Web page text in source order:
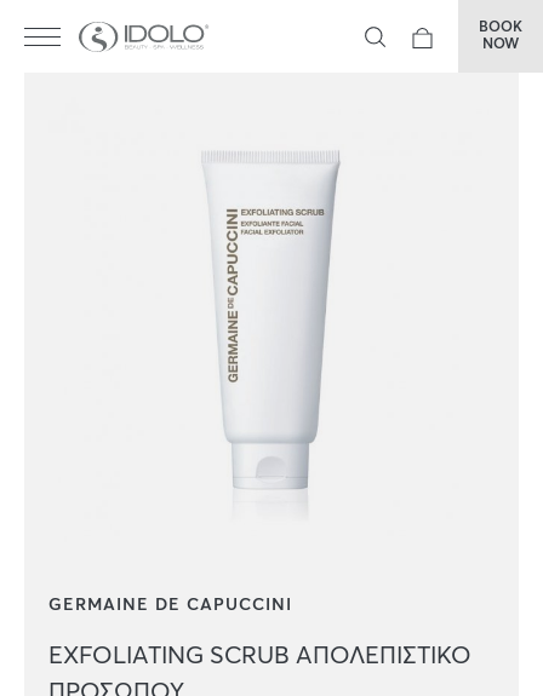
BOOK
NOW
GERMAINE DE CAPUCCINI
EXFOLIATING SCRUB ΑΠΟΛΕΠΙΣΤΙΚΟ